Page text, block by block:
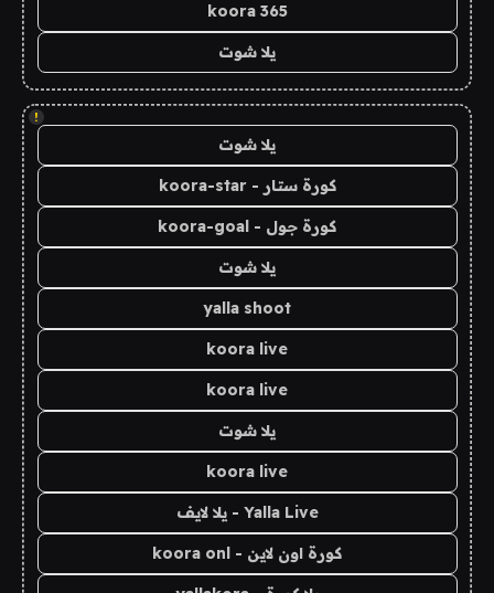
koora 365
يلا شوت
!
يلا شوت
كورة ستار - koora-star
كورة جول - koora-goal
يلا شوت
yalla shoot
koora live
koora live
يلا شوت
koora live
Yalla Live - يلا لايف
كورة اون لاين - koora onl